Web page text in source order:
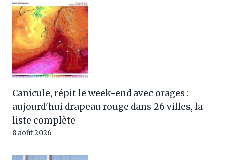
Canicule, répit le week-end avec orages :
aujourd'hui drapeau rouge dans 26 villes, la
liste complète
8 août 2026